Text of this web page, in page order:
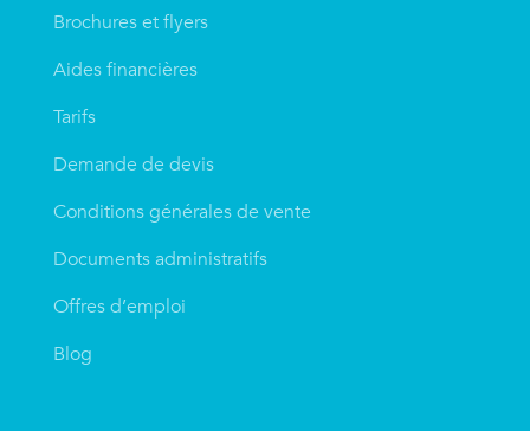
Brochures et flyers
Aides financières
Tarifs
Demande de devis
Conditions générales de vente
Documents administratifs
Offres d’emploi
Blog